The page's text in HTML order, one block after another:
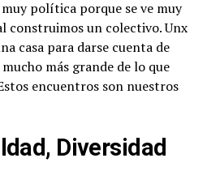
política porque se ve muy
construimos un colectivo. Unx
casa para darse cuenta de
más grande de lo que
encuentros son nuestros
Diversidad